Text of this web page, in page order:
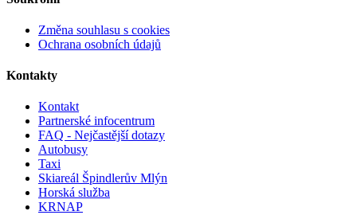
Změna souhlasu s cookies
Ochrana osobních údajů
Kontakty
Kontakt
Partnerské infocentrum
FAQ - Nejčastější dotazy
Autobusy
Taxi
Skiareál Špindlerův Mlýn
Horská služba
KRNAP